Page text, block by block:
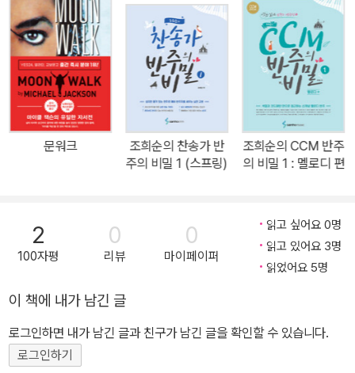
문워크
조희순의 찬송가 반
주의 비밀 1 (스프링)
조희순의 CCM 반주
의 비밀 1 : 멜로디 편
2
100자평
0
리뷰
0
마이페이퍼
읽고 싶어요 0명
읽고 있어요 3명
읽었어요 5명
이 책에 내가 남긴 글
로그인하면 내가 남긴 글과 친구가 남긴 글을 확인할 수 있습니다.
로그인하기